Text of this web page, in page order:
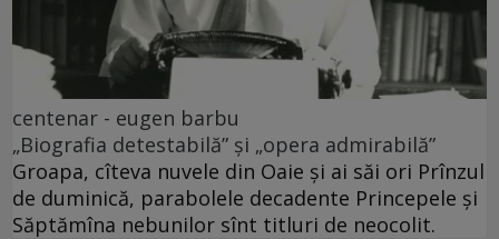
centenar - eugen barbu
„Biografia detestabilă” și „opera admirabilă”
Groapa, cîteva nuvele din Oaie și ai săi ori Prînzul
de duminică, parabolele decadente Princepele și
Săptămîna nebunilor sînt titluri de neocolit.